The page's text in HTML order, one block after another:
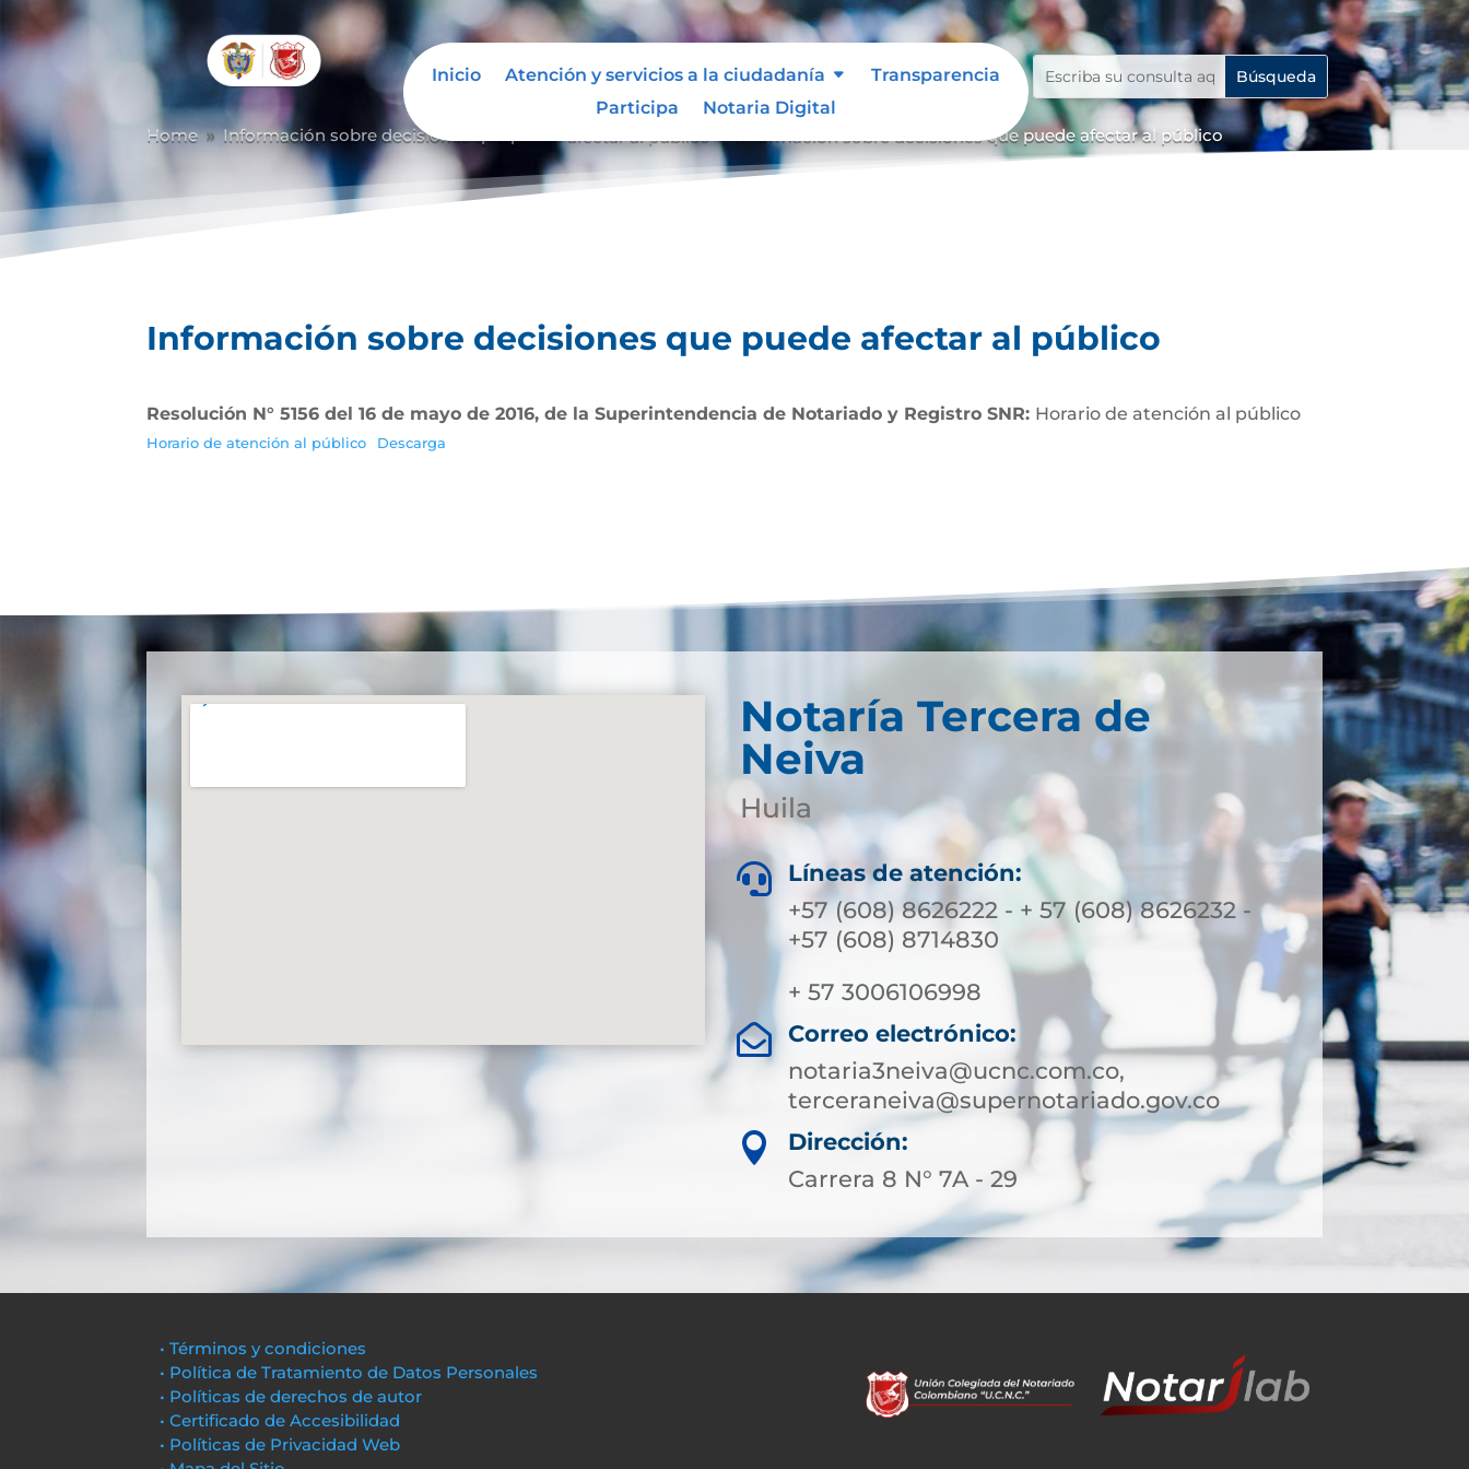
Abrir barra de herramientas
Inicio Atención y servicios a la ciudadanía
Transparencia
Participa
Notaria Digital
Home 9 Información sobre decisiones que puede afectar al público Información sobre decisiones que puede afectar al público
Información sobre decisiones que puede afectar al público
Resolución N° 5156 del 16 de mayo de 2016, de la Superintendencia de Notariado y Registro SNR: Horario de atención al público
Horario de atención al público Descarga
Notaría Tercera de
Neiva
Huila

Líneas de atención:
+57 (608) 8626222 - + 57 (608) 8626232 -
+57 (608) 8714830
+ 57 3006106998

Correo electrónico:
notaria3neiva@ucnc.com.co,
terceraneiva@supernotariado.gov.co

Dirección:
Carrera 8 N° 7A - 29
• Términos y condiciones
• Política de Tratamiento de Datos Personales
• Políticas de derechos de autor
• Certificado de Accesibilidad
• Políticas de Privacidad Web